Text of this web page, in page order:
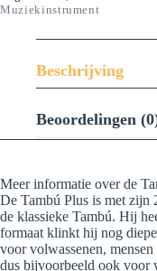
Muziekinstrument
Beschrijving
Beoordelingen
Meer informatie over de
De Tambú Plus is met zijn
de klassieke Tambú. Hij
formaat klinkt hij nog
voor volwassenen,
dus bijvoorbeeld ook voor